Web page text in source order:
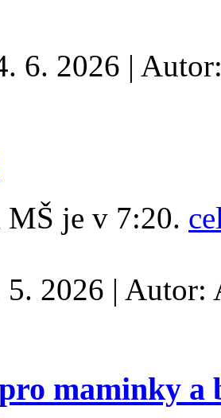
6. 2026 |
MŠ je v 7:20.
5. 2026 | Autor:
maminky a